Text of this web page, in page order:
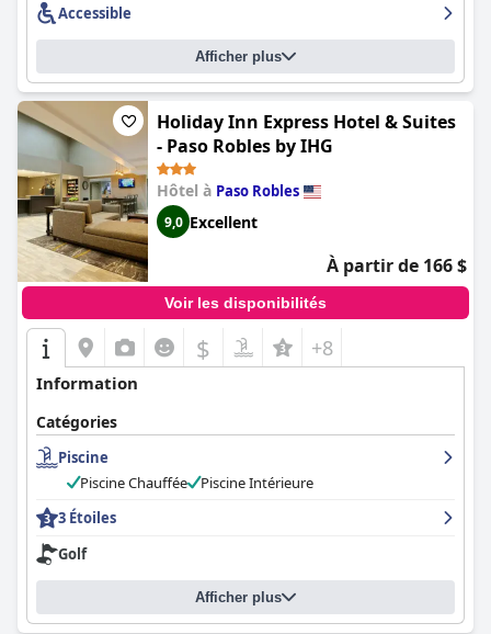
Accessible
Afficher plus
Holiday Inn Express Hotel & Suites
- Paso Robles by IHG
Hôtel à Paso Robles
9,0 Excellent
À partir de 166 $
Voir les disponibilités
$ +8
Information
Catégories
Piscine
Piscine Chauffée
Piscine Intérieure
3 Étoiles
Golf
Afficher plus